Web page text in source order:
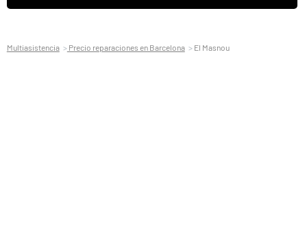
Multiasistencia Precio reparaciones en Barcelona El Masnou